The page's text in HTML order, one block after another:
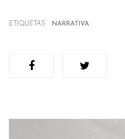
ETIQUETAS: NARRATIVA